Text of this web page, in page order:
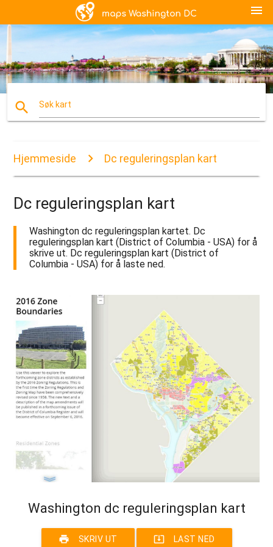
menu
search Søk kart
Hjemmeside Dc reguleringsplan kart
Dc reguleringsplan kart
Washington dc reguleringsplan kartet. Dc
reguleringsplan kart (District of Columbia - USA) for å
skrive ut. Dc reguleringsplan kart (District of
Columbia - USA) for å laste ned.
Washington dc reguleringsplan kart
print SKRIV UT system_update_alt LAST NED